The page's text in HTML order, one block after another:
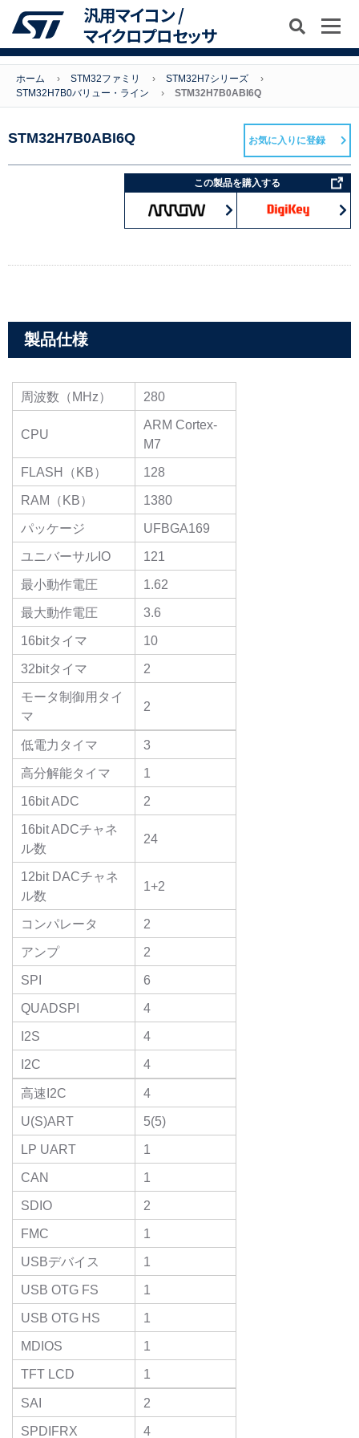
汎用マイコン /
マイクロプロセッサ
ホーム STM32ファミリ
STM32H7シリーズ
STM32H7B0バリュー・ライン
STM32H7B0ABI6Q
STM32H7B0ABI6Q
この製品を購入する
お気に入りに登録
製品仕様
周波数（MHz） 280
CPU
ARM Cortex-
M7
FLASH（KB）
128
RAM（KB）
1380
パッケージ
UFBGA169
ユニバーサルIO
121
最小動作電圧
1.62
最大動作電圧
3.6
16bitタイマ
10
32bitタイマ
2
モータ制御用タイ
マ
2
低電力タイマ
3
高分解能タイマ
1
16bit ADC
2
16bit ADCチャネ
ル数
24
12bit DACチャネ
ル数
1+2
コンパレータ
2
アンプ
2
SPI
6
QUADSPI
4
I2S
4
I2C
4
高速I2C
4
U(S)ART
5(5)
LP UART
1
CAN
1
SDIO
2
FMC
1
USBデバイス
1
USB OTG FS
1
USB OTG HS
1
MDIOS
1
TFT LCD
1
SAI
2
SPDIFRX
4